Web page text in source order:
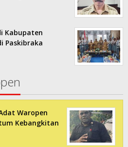
Kabupaten
Paskibraka
Waropen
Kebangkitan